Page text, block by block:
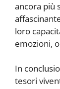
ancora più
loro
emozioni,
In
tesori